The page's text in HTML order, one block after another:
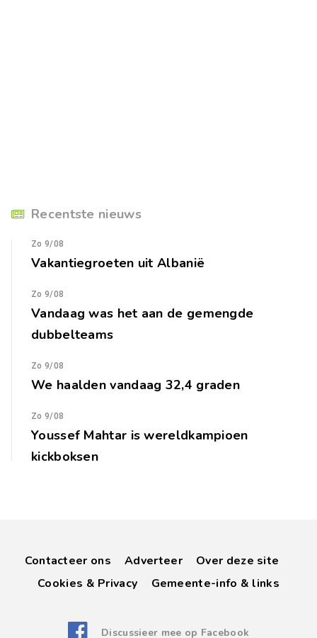
Recentste nieuws
Zo 9/08
Vakantiegroeten uit Albanië
Zo 9/08
Vandaag was het aan de gemengde
dubbelteams
Zo 9/08
We haalden vandaag 32,4 graden
Zo 9/08
Youssef Mahtar is wereldkampioen
kickboksen
Contacteer ons Adverteer
Over deze site
Cookies & Privacy
Gemeente-info & links
Discussieer mee op Facebook